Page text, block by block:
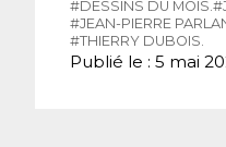
#DESSINS DU MOIS.
#JEAN-PIERRE
#THIERRY DUBOIS.
Publié le : 5 mai